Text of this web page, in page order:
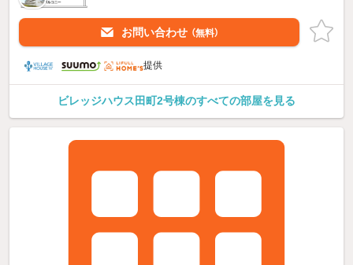
お問い合わせ （無料）
提供
ビレッジハウス田町2号棟のすべての部屋を見る